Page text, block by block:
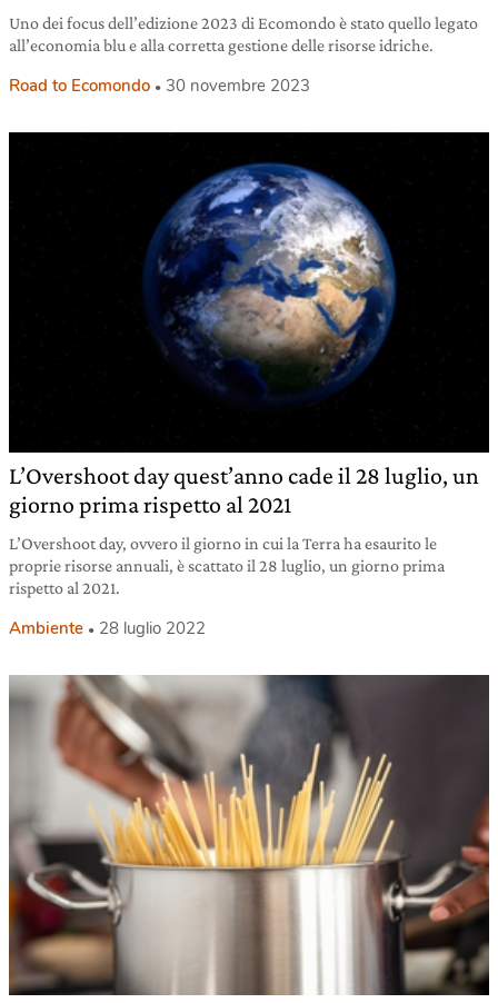
Uno dei focus dell’edizione 2023 di Ecomondo è stato quello legato
all’economia blu e alla corretta gestione delle risorse idriche.
Road to Ecomondo 30 novembre 2023
L’Overshoot day quest’anno cade il 28 luglio, un
giorno prima rispetto al 2021
L’Overshoot day, ovvero il giorno in cui la Terra ha esaurito le
proprie risorse annuali, è scattato il 28 luglio, un giorno prima
rispetto al 2021.
Ambiente 28 luglio 2022